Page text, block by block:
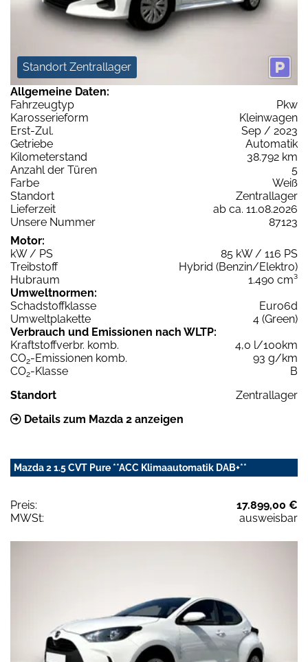
Standort Zentrallager
Allgemeine Daten:
Fahrzeugtyp
Pkw
Karosserieform
Kleinwagen
Erst-Zul.
Sep / 2023
Getriebe
Automatik
Kilometerstand
38.792 km
Anzahl der Türen
5
Farbe
Weiß
Standort
Zentrallager
Lieferzeit
ab ca. 11.08.2026
Unsere Nummer
87123
Motor:
kW / PS
85 kW / 116 PS
Treibstoff
Hybrid (Benzin/Elektro)
Hubraum
1.490 cm³
Umweltnormen:
Schadstoffklasse
Euro6d
Umweltplakette
4 (Green)
Verbrauch und Emissionen nach WLTP:
Kraftstoffverbr. komb.
4,0 l/100km
CO2-Emissionen komb.
93 g/km
CO2-Klasse
B
Standort
Zentrallager
Details zum Mazda 2 anzeigen
Mazda 2 1.5 CVT Pure **ACC Klimaautomatik DAB+**
Preis:
17.899,00 €
MWSt:
ausweisbar